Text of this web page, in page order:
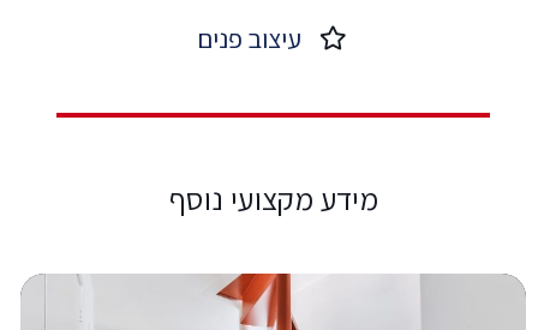
עיצוב פנים​
מידע מקצועי נוסף